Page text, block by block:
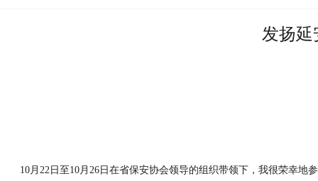
发扬
10月22日至10月26日在省保安协会领导的组织带领下，我很荣幸地